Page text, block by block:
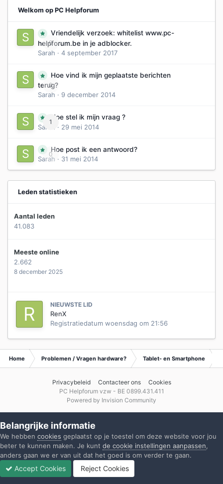
Welkom op PC Helpforum
0
Vriendelijk verzoek: whitelist www.pc-
helpforum.be in je adblocker.
Sarah · 4 september 2017
0
Hoe vind ik mijn geplaatste berichten
terug?
Sarah · 9 december 2014
1
Hoe stel ik mijn vraag ?
Sarah
· 29 mei 2014
0
Hoe post ik een antwoord?
Sarah · 31 mei 2014
Leden statistieken
Aantal leden
41.083
Meeste online
2.662
8 december 2025
NIEUWSTE LID
RenX
Registratiedatum woensdag om 21:56
Home Problemen / Vragen hardware? Tablet- en Smartphone
Privacybeleid Contacteer ons
Cookies
PC Helpforum vzw - BE 0899.431.411
Powered by Invision Community
Belangrijke informatie
We hebben cookies geplaatst op je toestel om deze website voor jou
beter te kunnen maken. Je kunt de cookie instellingen aanpassen,
anders gaan we er van uit dat het goed is om verder te gaan.
Accept Cookies Reject Cookies
Ongelezen